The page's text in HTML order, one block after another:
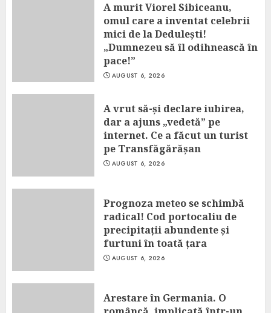
A murit Viorel Sibiceanu,
omul care a inventat celebrii
mici de la Dedulești!
„Dumnezeu să îl odihnească în
pace!”
AUGUST 6, 2026
A vrut să-și declare iubirea,
dar a ajuns „vedetă” pe
internet. Ce a făcut un turist
pe Transfăgărășan
AUGUST 6, 2026
Prognoza meteo se schimbă
radical! Cod portocaliu de
precipitații abundente și
furtuni în toată țara
AUGUST 6, 2026
Arestare în Germania. O